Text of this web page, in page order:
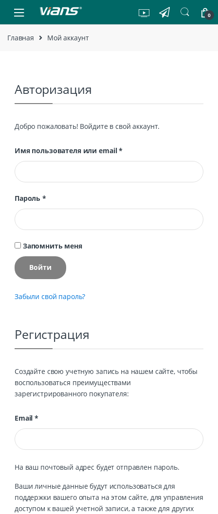
Skip to navigation
Skip to content
0
Главная Мой аккаунт
Авторизация
Добро пожаловать! Войдите в свой аккаунт.
Имя пользователя или email*
Пароль*
Запомнить меня
Войти
Забыли свой пароль?
Регистрация
Создайте свою учетную запись на нашем сайте, чтобы
воспользоваться преимуществами
зарегистрированного покупателя:
Email*
На ваш почтовый адрес будет отправлен пароль.
Ваши личные данные будут использоваться для
поддержки вашего опыта на этом сайте, для управления
доступом к вашей учетной записи, а также для других